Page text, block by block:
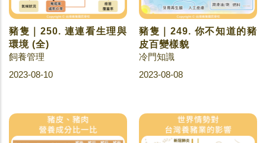
豬隻｜250. 連連看生理與
環境 (全)
飼養管理
2023-08-10
豬隻｜249. 你不知道的豬
皮百變樣貌
冷門知識
2023-08-08